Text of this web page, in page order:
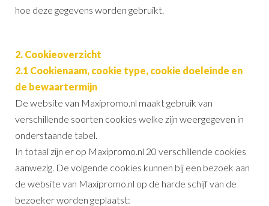
hoe deze gegevens worden gebruikt.
2. Cookieoverzicht
2.1 Cookienaam, cookie type, cookie doeleinde en
de bewaartermijn
De website van Maxipromo.nl maakt gebruik van
verschillende soorten cookies welke zijn weergegeven in
onderstaande tabel.
In totaal zijn er op Maxipromo.nl 20 verschillende cookies
aanwezig. De volgende cookies kunnen bij een bezoek aan
de website van Maxipromo.nl op de harde schijf van de
bezoeker worden geplaatst: